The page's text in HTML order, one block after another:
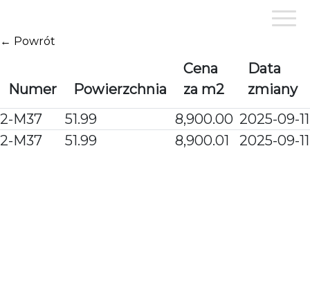
treści
← Powrót
Numer Powierzchnia
Cena
za m2
Data
zmiany
2-M37
51.99 8,900.00 2025-09-11
2-M37
51.99 8,900.01 2025-09-11